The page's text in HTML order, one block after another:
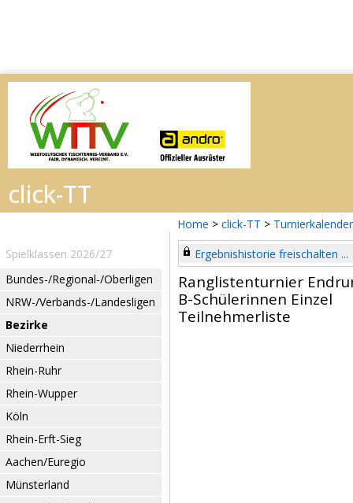
Home > click-TT > Turnierkalender
Spielklassen 2026/27
Bundes-/Regional-/Oberligen
NRW-/Verbands-/Landesligen
Bezirke
Niederrhein
Rhein-Ruhr
Rhein-Wupper
Köln
Rhein-Erft-Sieg
Aachen/Euregio
Münsterland
Ergebnishistorie freischalten ...
Ranglistenturnier
B-Schülerinnen Einzel
Teilnehmerliste